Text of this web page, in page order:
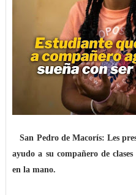
San Pedro de Macorís: Les
ayudo a su compañero de
en la mano.